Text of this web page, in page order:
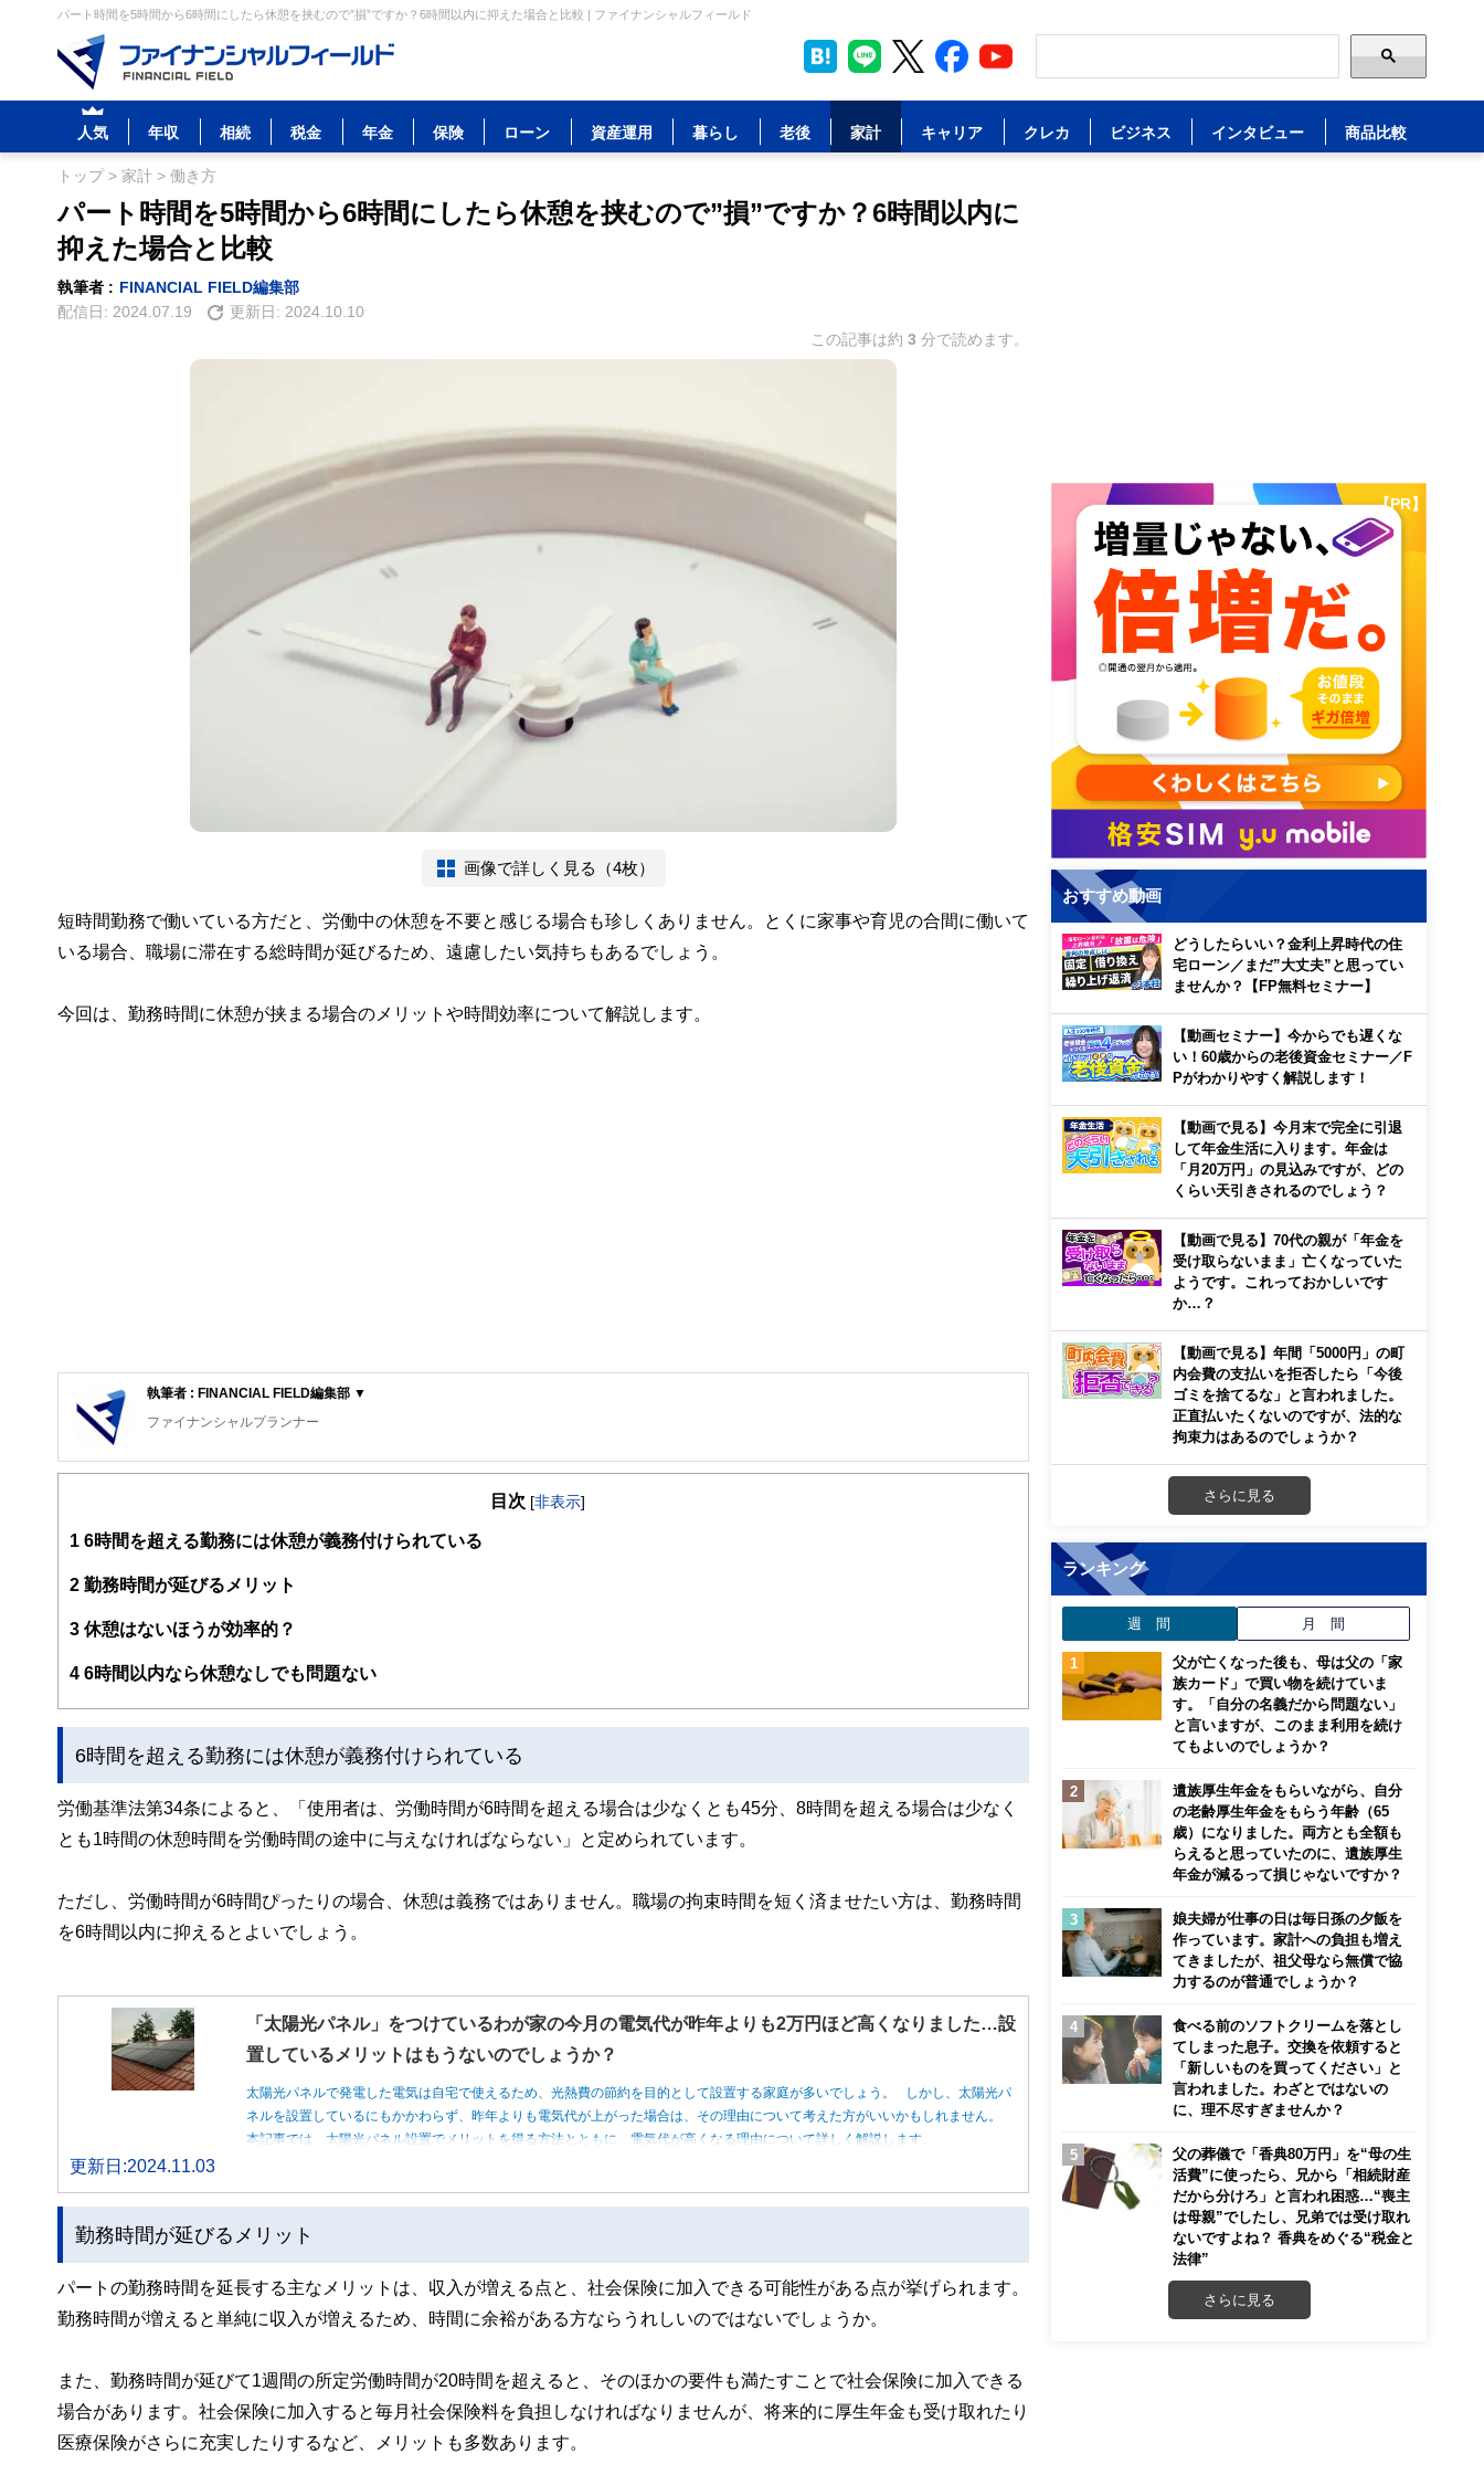
パート時間を5時間から6時間にしたら休憩を挟むので”損”ですか？6時間以内に抑えた場合と比較 | ファイナンシャルフィールド
人気 年収 相続 税金 年金 保険 ローン 資産運用 暮らし 老後 家計 キャリア クレカ ビジネス インタビュー 商品比較
トップ> 家計 > 働き方
パート時間を5時間から6時間にしたら休憩を挟むので”損”ですか？6時間以内に
抑えた場合と比較
執筆者 : FINANCIAL FIELD編集部
配信日: 2024.07.19 更新日: 2024.10.10
この記事は約 3 分で読めます。
画像で詳しく見る（4枚）
短時間勤務で働いている方だと、労働中の休憩を不要と感じる場合も珍しくありません。とくに家事や育児の合間に働いて
いる場合、職場に滞在する総時間が延びるため、遠慮したい気持ちもあるでしょう。
今回は、勤務時間に休憩が挟まる場合のメリットや時間効率について解説します。
執筆者 : FINANCIAL FIELD編集部 ▼
ファイナンシャルプランナー
FinancialField編集部は、金融、経済に関する記事を、日々の暮らしにどのような影響を与えるかという視点で、お金の知識がない方でも理解でき
案から記事掲載まですべての工程に関わることで、読者目線のコンテンツを追求しています。
FinancialFieldの特徴は、ファイナンシャルプランナー、弁護士、税理士、宅地建物取引士、相続診断士、住宅ローンアドバイザー、DCプランナ
ー、公認会計士、社会保険労務士、行政書士、投資アナリスト、キャリアコンサルタントなど150名以上の有資格者を執筆者・監修者として迎
と、読み応えのあるコンテンツと確かな情報発信を実現しています。
私たちは、快適でより良い生活のアイデアを提供するお金のコンシェルジュを目指します。
目次 [非表示]
1 6時間を超える勤務には休憩が義務付けられている
2 勤務時間が延びるメリット
3 休憩はないほうが効率的？
4 6時間以内なら休憩なしでも問題ない
6時間を超える勤務には休憩が義務付けられている
労働基準法第34条によると、「使用者は、労働時間が6時間を超える場合は少なくとも45分、8時間を超える場合は少なく
とも1時間の休憩時間を労働時間の途中に与えなければならない」と定められています。
ただし、労働時間が6時間ぴったりの場合、休憩は義務ではありません。職場の拘束時間を短く済ませたい方は、勤務時間
を6時間以内に抑えるとよいでしょう。
「太陽光パネル」をつけているわが家の今月の電気代が昨年よりも2万円ほど高くなりました…設
置しているメリットはもうないのでしょうか？
太陽光パネルで発電した電気は自宅で使えるため、光熱費の節約を目的として設置する家庭が多いでしょう。 しかし、太陽光パ
ネルを設置しているにもかかわらず、昨年よりも電気代が上がった場合は、その理由について考えた方がいいかもしれません。
本記事では、太陽光パネル設置でメリットを得る方法とともに、電気代が高くなる理由について詳しく解説します。
更新日:2024.11.03
勤務時間が延びるメリット
パートの勤務時間を延長する主なメリットは、収入が増える点と、社会保険に加入できる可能性がある点が挙げられます。
勤務時間が増えると単純に収入が増えるため、時間に余裕がある方ならうれしいのではないでしょうか。
また、勤務時間が延びて1週間の所定労働時間が20時間を超えると、そのほかの要件も満たすことで社会保険に加入できる
場合があります。社会保険に加入すると毎月社会保険料を負担しなければなりませんが、将来的に厚生年金も受け取れたり
医療保険がさらに充実したりするなど、メリットも多数あります。
【PR】
おすすめ動画
どうしたらいい？金利上昇時代の住
宅ローン／まだ”大丈夫”と思ってい
ませんか？【FP無料セミナー】
【動画セミナー】今からでも遅くな
い！60歳からの老後資金セミナー／F
Pがわかりやすく解説します！
【動画で見る】今月末で完全に引退
して年金生活に入ります。年金は
「月20万円」の見込みですが、どの
くらい天引きされるのでしょう？
【動画で見る】70代の親が「年金を
受け取らないまま」亡くなっていた
ようです。これっておかしいです
か…？
【動画で見る】年間「5000円」の町
内会費の支払いを拒否したら「今後
ゴミを捨てるな」と言われました。
正直払いたくないのですが、法的な
拘束力はあるのでしょうか？
さらに見る
ランキング
週 間 月 間
父が亡くなった後も、母は父の「家
族カード」で買い物を続けていま
す。「自分の名義だから問題ない」
と言いますが、このまま利用を続け
てもよいのでしょうか？
遺族厚生年金をもらいながら、自分
の老齢厚生年金をもらう年齢（65
歳）になりました。両方とも全額も
らえると思っていたのに、遺族厚生
年金が減るって損じゃないですか？
娘夫婦が仕事の日は毎日孫の夕飯を
作っています。家計への負担も増え
てきましたが、祖父母なら無償で協
力するのが普通でしょうか？
食べる前のソフトクリームを落とし
てしまった息子。交換を依頼すると
「新しいものを買ってください」と
言われました。わざとではないの
に、理不尽すぎませんか？
父の葬儀で「香典80万円」を“母の生
活費”に使ったら、兄から「相続財産
だから分けろ」と言われ困惑…“喪主
は母親”でしたし、兄弟では受け取れ
ないですよね？ 香典をめぐる“税金と
法律”
さらに見る